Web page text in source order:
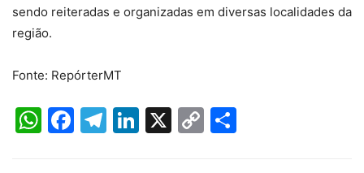
sendo reiteradas e organizadas em diversas localidades da
região.
Fonte: RepórterMT
WhatsApp
Facebook
Telegram
LinkedIn
X
Copy